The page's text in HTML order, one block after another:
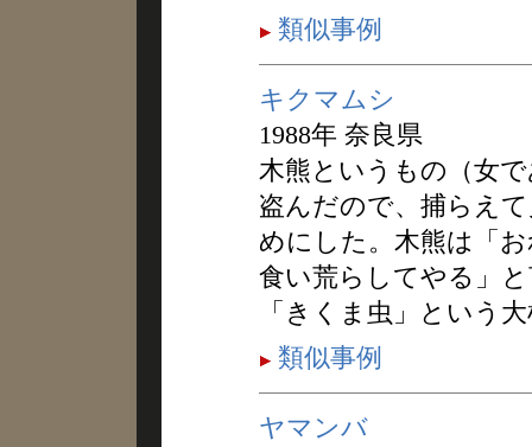
類似事例
キクマムシ
1988年 奈良県
木熊というもの（女
盗んだので、捕らえ
めにした。木熊は「
食い荒らしてやる」
「きくま虫」という
類似事例
ヤマンバ